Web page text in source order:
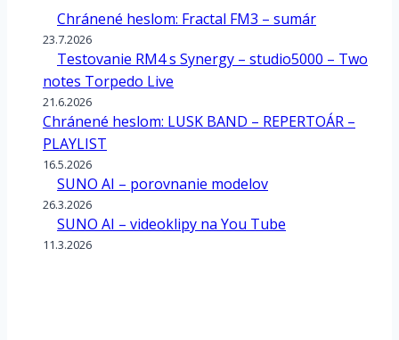
Chránené heslom: Fractal FM3 – sumár
23.7.2026
Testovanie RM4 s Synergy – studio5000 – Two
notes Torpedo Live
21.6.2026
Chránené heslom: LUSK BAND – REPERTOÁR –
PLAYLIST
16.5.2026
SUNO AI – porovnanie modelov
26.3.2026
SUNO AI – videoklipy na You Tube
11.3.2026